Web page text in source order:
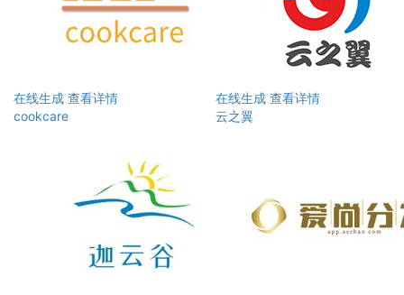
在线生成 查看详情
cookcare
在线生成 查看详情
云之翼